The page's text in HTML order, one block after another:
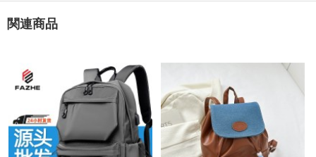
関連商品